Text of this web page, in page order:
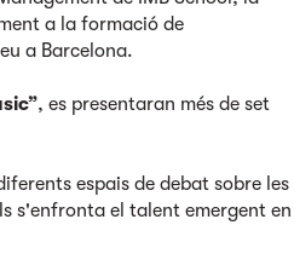
a la formació de
a Barcelona.
, es presentaran més de set
espais de debat sobre les
s'enfronta el talent emergent en